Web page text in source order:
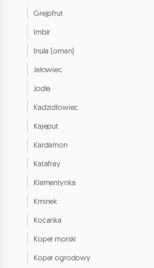
Grejpfrut
Imbir
Inula (oman)
Jałowiec
Jodła
Kadzidłowiec
Kajeput
Kardamon
Katafray
Klementynka
Kminek
Kocanka
Koper morski
Koper ogrodowy